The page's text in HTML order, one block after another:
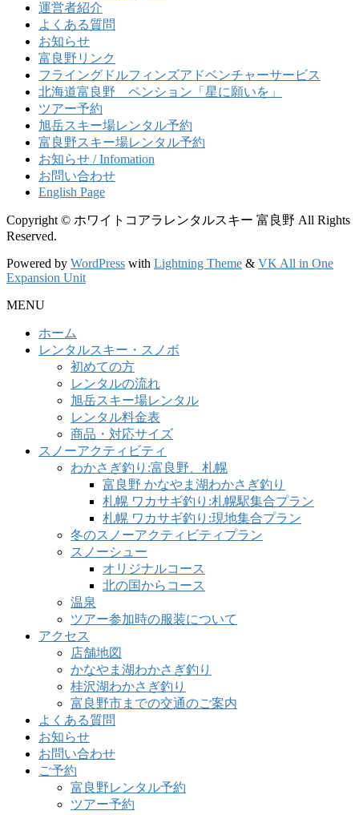
運営者紹介
よくある質問
お知らせ
富良野リンク
フライングドルフィンズアドベンチャーサービス
北海道富良野 ペンション「星に願いを」
ツアー予約
旭岳スキー場レンタル予約
富良野スキー場レンタル予約
お知らせ / Infomation
お問い合わせ
English Page
Copyright © ホワイトコアラレンタルスキー 富良野 All Rights
Reserved.
Powered by WordPress with Lightning Theme & VK All in One
Expansion Unit
MENU
ホーム
レンタルスキー・スノボ
初めての方
レンタルの流れ
旭岳スキー場レンタル
レンタル料金表
商品・対応サイズ
スノーアクティビティ
わかさぎ釣り:富良野、札幌
富良野 かなやま湖わかさぎ釣り
札幌 ワカサギ釣り:札幌駅集合プラン
札幌 ワカサギ釣り:現地集合プラン
冬のスノーアクティビティプラン
スノーシュー
オリジナルコース
北の国からコース
温泉
ツアー参加時の服装について
アクセス
店舗地図
かなやま湖わかさぎ釣り
桂沢湖わかさぎ釣り
富良野市までの交通のご案内
よくある質問
お知らせ
お問い合わせ
ご予約
富良野レンタル予約
ツアー予約